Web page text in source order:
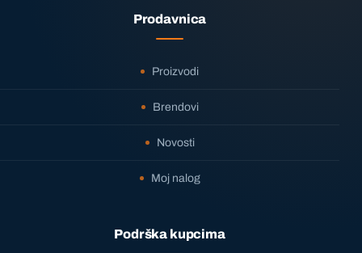
Prodavnica
Proizvodi
Brendovi
Novosti
Moj nalog
Podrška kupcima